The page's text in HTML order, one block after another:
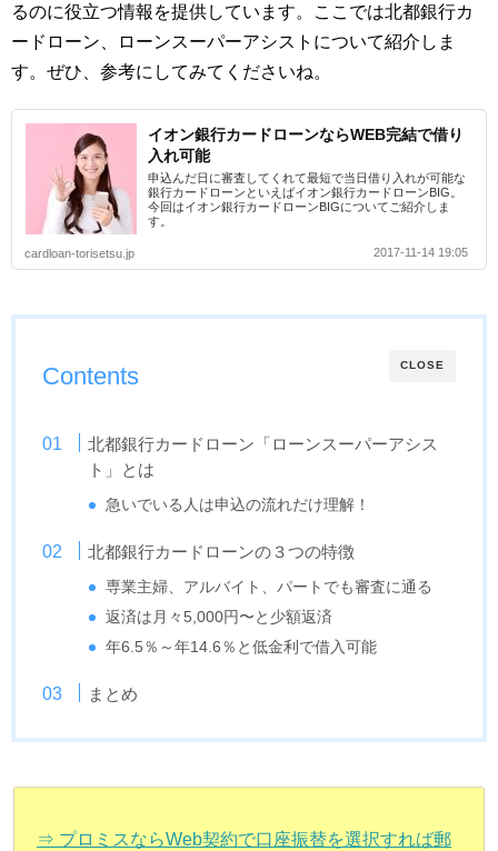
るのに役立つ情報を提供しています。ここでは北都銀行カ
ードローン、ローンスーパーアシストについて紹介しま
す。ぜひ、参考にしてみてくださいね。
イオン銀行カードローンならWEB完結で借り
入れ可能
申込んだ日に審査してくれて最短で当日借り入れが可能な
銀行カードローンといえばイオン銀行カードローンBIG。
今回はイオン銀行カードローンBIGについてご紹介しま
す。
cardloan-torisetsu.jp 2017-11-14 19:05
CLOSE
Contents
北都銀行カードローン「ローンスーパーアシス
ト」とは
急いでいる人は申込の流れだけ理解！
北都銀行カードローンの３つの特徴
専業主婦、アルバイト、パートでも審査に通る
返済は月々5,000円〜と少額返済
年6.5％～年14.6％と低金利で借入可能
まとめ
⇒ プロミスならWeb契約で口座振替を選択すれば郵